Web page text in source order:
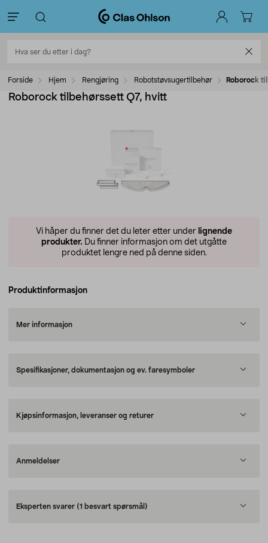
Forside Hjem Rengjøring Robotstøvsugertilbehør Roborock
Roborock tilbehørssett Q7, hvitt
Vi håper du finner det du leter etter under lignende
produkter. Du finner informasjon om det utgåtte
produktet lengre ned på denne siden.
Produktinformasjon
Mer informasjon
Spesifikasjoner, dokumentasjon og ev. faresymboler
Kjøpsinformasjon, leveranser og returer
Anmeldelser
Eksperten svarer (1 besvart spørsmål)